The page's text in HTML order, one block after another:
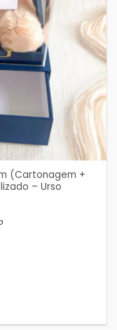
(Cartonagem +
– Urso